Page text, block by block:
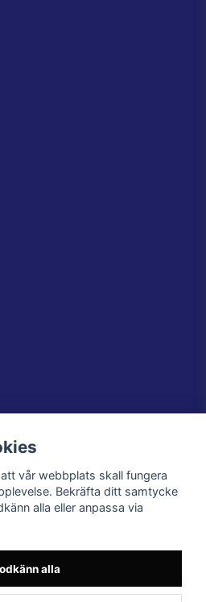
vår webbplats skall fungera
Bekräfta ditt samtycke
alla eller anpassa via
alla